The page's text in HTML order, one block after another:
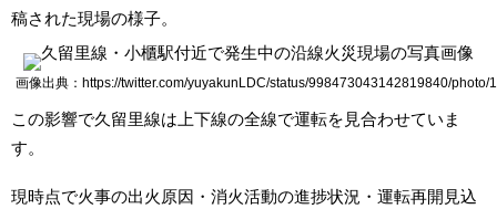
稿された現場の様子。
画像出典：https://twitter.com/yuyakunLDC/status/998473043142819840/photo/1
この影響で久留里線は上下線の全線で運転を見合わせていま
す。
現時点で火事の出火原因・消火活動の進捗状況・運転再開見込